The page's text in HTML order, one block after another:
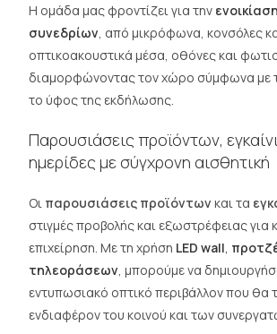
Η ομάδα μας φροντίζει για την
συνεδρίων, από μικρόφωνα, κονσόλες
οπτικοακουστικά μέσα, οθόνες και
διαμορφώνοντας τον χώρο σύμφωνα με
το ύφος της εκδήλωσης.
Παρουσιάσεις προϊόντων,
ημερίδες με σύγχρονη αισθητική
Οι παρουσιάσεις προϊόντων και τα
στιγμές προβολής και εξωστρέφειας για
επιχείρηση. Με τη χρήση LED wall,
τηλεοράσεων, μπορούμε να
εντυπωσιακό οπτικό περιβάλλον που θα
ενδιαφέρον του κοινού και των